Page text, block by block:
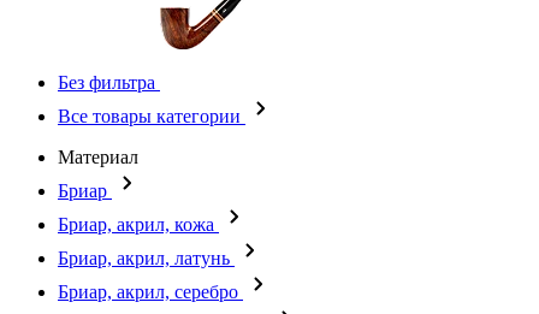
Без фильтра
Все товары категории
Материал
Бриар
Бриар, акрил, кожа
Бриар, акрил, латунь
Бриар, акрил, серебро